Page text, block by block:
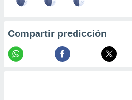
Compartir predicción